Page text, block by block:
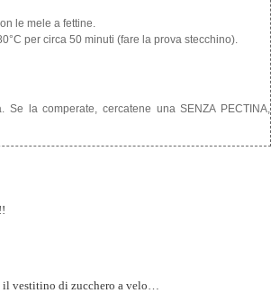
le mele a fettine.
per circa 50 minuti (fare la prova stecchino).
la comperate, cercatene una SENZA PECTINA,
il vestitino di zucchero a velo…